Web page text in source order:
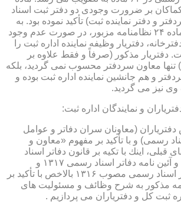
كماكان بر ضرورت وجودی دو دفتر ثبت اسناد
و دفتر نماینده ثبت) تأكید نموده بود. به
همین دلیل، بر طبق ماده ۲۴ نظامنامه مزبور، در صورت عدم وجود
دفتریار وظیفه نماینده اداره ثبت را
دفتریار مذكور (صرفاً و فقط علاوه بر
تنها معاون سردفتر محسوب نمی گردید، بلكه
و هم جانشین نماینده اداره ثبت بوده و
وی نیز می گردید.
و نمایندگان اداره ثبت:
(معاونان سران دفاتر و عوامل
رسمی) و با تأكید بر مفهوم «معاون و
قبلی، اینك با تكیه بر قانون دفاتر اسناد
رسمی مصوب ۱۳۱۶ و آئین نامه دفاتر اسناد رسمی ۱۳۱۷ و
نظامنامه قانون دفاتر اسناد رسمی مصوب ۱۳۱۶ بالاخص با تأكید بر
۲۵ نظامنامه مذكور به شرح وظائف و مسئولیت های
ثبت كل و دفتریاران می پردازیم .